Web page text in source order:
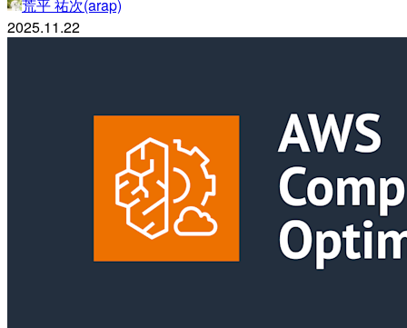
荒平 祐次(arap)
2025.11.22